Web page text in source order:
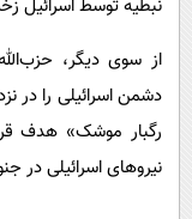
نبطیه توسط اسرائیل
از سوی دیگر،
دشمن اسرائیلی را در
رگبار موشک» هدف
نیروهای اسرائیلی در